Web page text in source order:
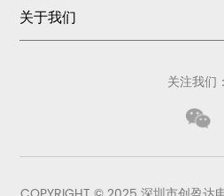
关于我们
关注我们：